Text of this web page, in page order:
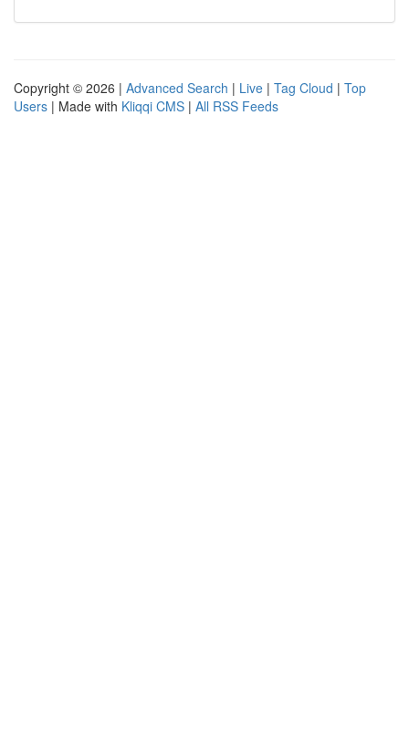
Copyright © 2026 | Advanced Search | Live | Tag Cloud | Top
Users | Made with Kliqqi CMS | All RSS Feeds